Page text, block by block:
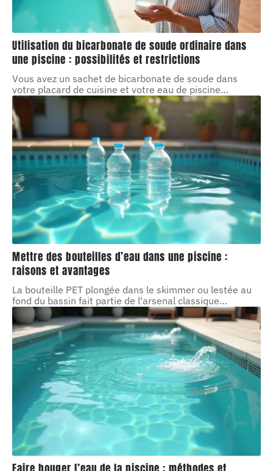
Utilisation du bicarbonate de soude ordinaire dans
une piscine : possibilités et restrictions
Vous avez un sachet de bicarbonate de soude dans
votre placard de cuisine et votre eau de piscine…
Mettre des bouteilles d’eau dans une piscine :
raisons et avantages
La bouteille PET plongée dans le skimmer ou lestée au
fond du bassin fait partie de l'arsenal classique…